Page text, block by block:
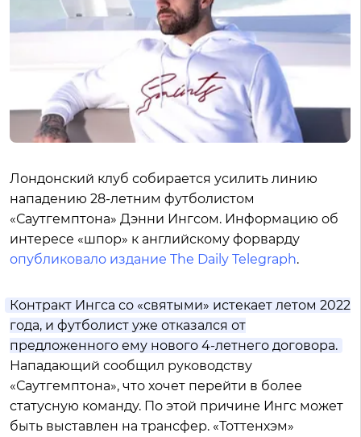
Лондонский клуб собирается усилить линию
нападению 28-летним футболистом
«Саутгемптона» Дэнни Ингсом. Информацию об
интересе «шпор» к английскому форварду
опубликовало издание The Daily Telegraph.
Контракт Ингса со «святыми» истекает летом 2022
года, и футболист уже отказался от
предложенного ему нового 4-летнего договора.
Нападающий сообщил руководству
«Саутгемптона», что хочет перейти в более
статусную команду. По этой причине Ингс может
быть выставлен на трансфер. «Тоттенхэм»